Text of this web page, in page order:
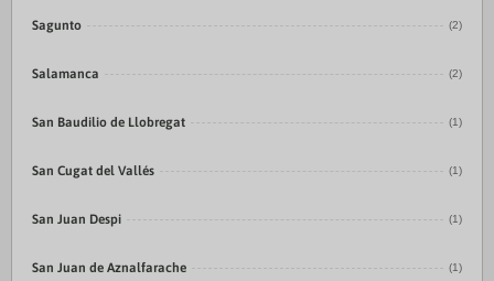
Sagunto (2)
Salamanca (2)
San Baudilio de Llobregat (1)
San Cugat del Vallés (1)
San Juan Despi (1)
San Juan de Aznalfarache (1)